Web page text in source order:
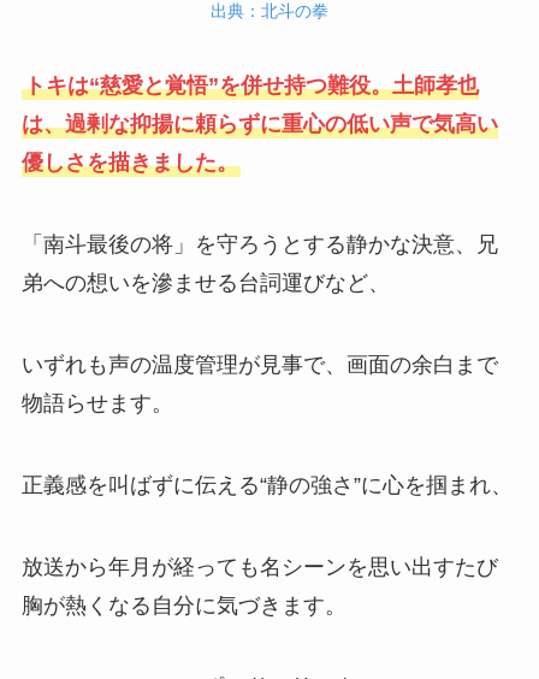
出典：北斗の拳
トキは“慈愛と覚悟”を併せ持つ難役。土師孝也
は、過剰な抑揚に頼らずに重心の低い声で気高い
優しさを描きました。
「南斗最後の将」を守ろうとする静かな決意、兄
弟への想いを滲ませる台詞運びなど、
いずれも声の温度管理が見事で、画面の余白まで
物語らせます。
正義感を叫ばずに伝える“静の強さ”に心を掴まれ、
放送から年月が経っても名シーンを思い出すたび
胸が熱くなる自分に気づきます。